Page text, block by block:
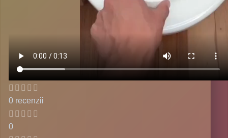
0 recenzii
0